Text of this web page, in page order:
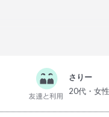
います。12月の寒さや
て雰囲気が変わるのも、
さりー
20代・女性